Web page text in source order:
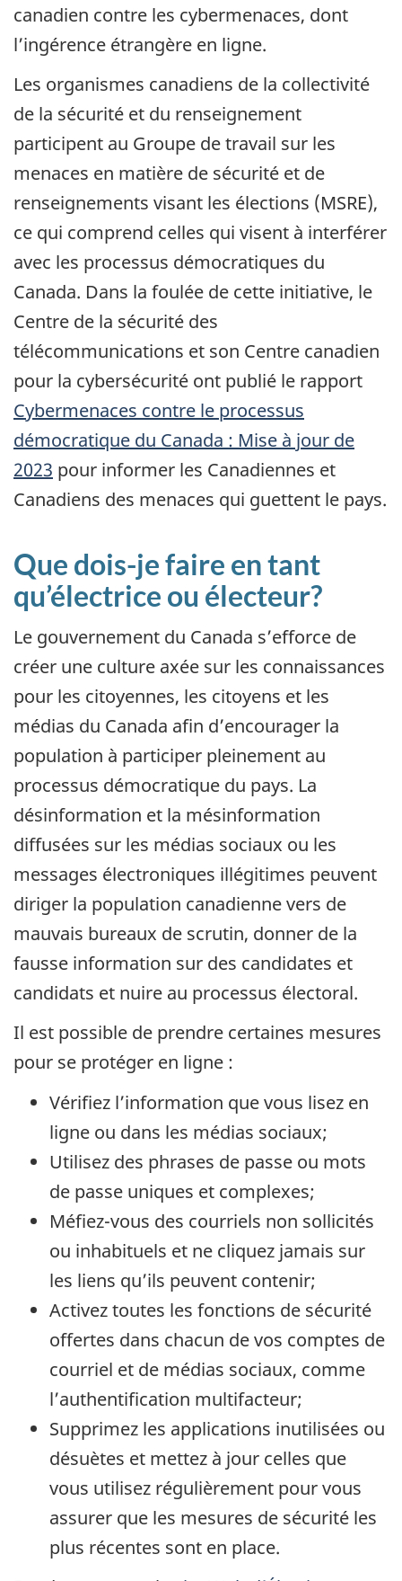
canadien contre les cybermenaces, dont
l’ingérence étrangère en ligne.
Les organismes canadiens de la collectivité
de la sécurité et du renseignement
participent au Groupe de travail sur les
menaces en matière de sécurité et de
renseignements visant les élections (MSRE),
ce qui comprend celles qui visent à interférer
avec les processus démocratiques du
Canada. Dans la foulée de cette initiative, le
Centre de la sécurité des
télécommunications et son Centre canadien
pour la cybersécurité ont publié le rapport
Cybermenaces contre le processus
démocratique du Canada : Mise à jour de
2023 pour informer les Canadiennes et
Canadiens des menaces qui guettent le pays.
Que dois-je faire en tant
qu’électrice ou électeur?
Le gouvernement du Canada s’efforce de
créer une culture axée sur les connaissances
pour les citoyennes, les citoyens et les
médias du Canada afin d’encourager la
population à participer pleinement au
processus démocratique du pays. La
désinformation et la mésinformation
diffusées sur les médias sociaux ou les
messages électroniques illégitimes peuvent
diriger la population canadienne vers de
mauvais bureaux de scrutin, donner de la
fausse information sur des candidates et
candidats et nuire au processus électoral.
Il est possible de prendre certaines mesures
pour se protéger en ligne :
Vérifiez l’information que vous lisez en
ligne ou dans les médias sociaux;
Utilisez des phrases de passe ou mots
de passe uniques et complexes;
Méfiez-vous des courriels non sollicités
ou inhabituels et ne cliquez jamais sur
les liens qu’ils peuvent contenir;
Activez toutes les fonctions de sécurité
offertes dans chacun de vos comptes de
courriel et de médias sociaux, comme
l’authentification multifacteur;
Supprimez les applications inutilisées ou
désuètes et mettez à jour celles que
vous utilisez régulièrement pour vous
assurer que les mesures de sécurité les
plus récentes sont en place.